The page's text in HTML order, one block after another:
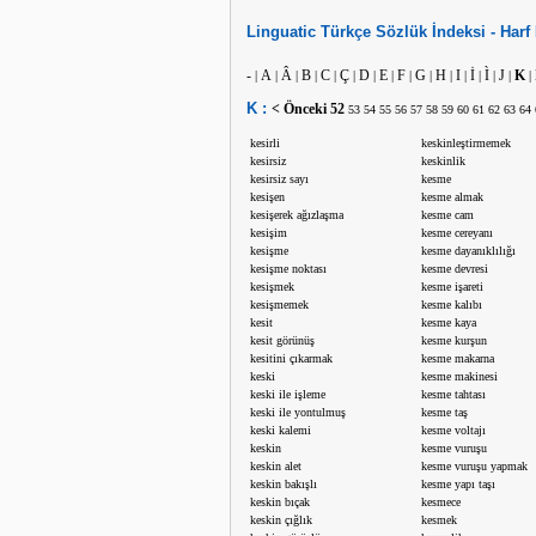
Linguatic Türkçe Sözlük İndeksi - Harf
- | A | Â | B | C | Ç | D | E | F | G | H | I | İ | Ì | J | K |
K : < Önceki 52 53 54 55 56 57 58 59 60 61 62 63 64
kesirli
kesirsiz
kesirsiz sayı
kesişen
kesişerek ağızlaşma
kesişim
kesişme
kesişme noktası
kesişmek
kesişmemek
kesit
kesit görünüş
kesitini çıkarmak
keski
keski ile işleme
keski ile yontulmuş
keski kalemi
keskin
keskin alet
keskin bakışlı
keskin bıçak
keskin çığlık
keskinleştirmemek
keskinlik
kesme
kesme almak
kesme cam
kesme cereyanı
kesme dayanıklılığı
kesme devresi
kesme işareti
kesme kalıbı
kesme kaya
kesme kurşun
kesme makarna
kesme makinesi
kesme tahtası
kesme taş
kesme voltajı
kesme vuruşu
kesme vuruşu yapmak
kesme yapı taşı
kesmece
kesmek